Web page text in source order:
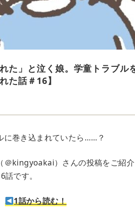
た」と泣く娘。学童トラブル
た話＃16】
に巻き込まれていたら……？
kingyoakai）さんの投稿をご紹介
です。
1話から読む！